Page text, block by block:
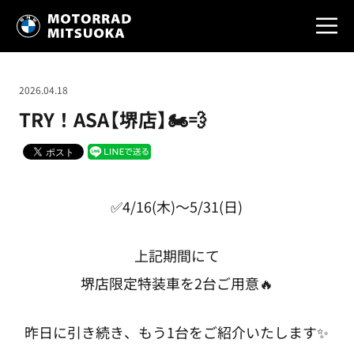
TRY！ASA【堺店】🏍💨
2026.04.18
✅4/16(木)～5/31(日)
上記期間にて
堺店限定特装車を2台ご用意🔥
昨日に引き続き、もう1台をご紹介いたします✨